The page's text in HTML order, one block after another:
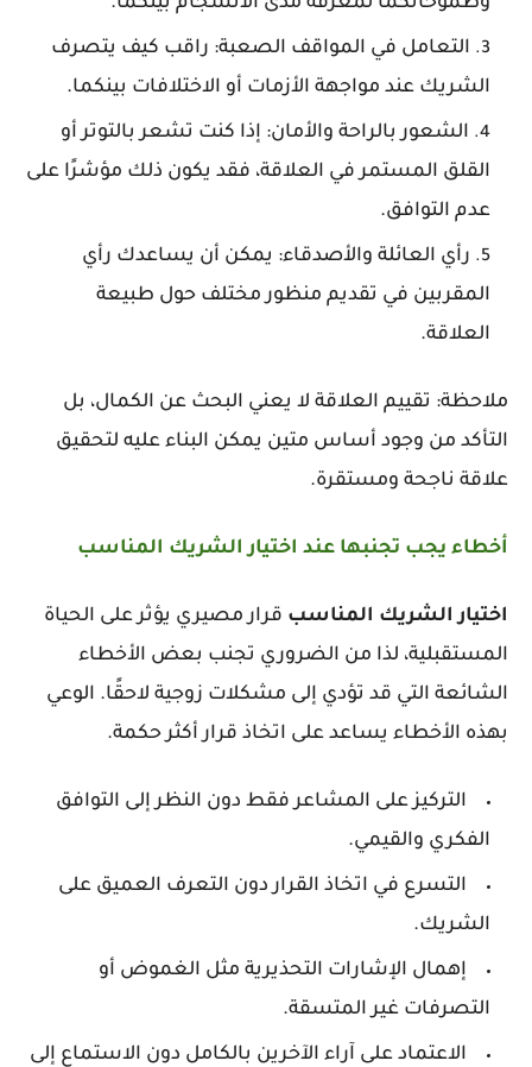
التعامل في المواقف الصعبة: راقب كيف يتصرف
الشريك عند مواجهة الأزمات أو الاختلافات بينكما.
الشعور بالراحة والأمان: إذا كنت تشعر بالتوتر أو
القلق المستمر في العلاقة، فقد يكون ذلك مؤشرًا على
عدم التوافق.
رأي العائلة والأصدقاء: يمكن أن يساعدك رأي
المقربين في تقديم منظور مختلف حول طبيعة
العلاقة.
ملاحظة: تقييم العلاقة لا يعني البحث عن الكمال، بل
التأكد من وجود أساس متين يمكن البناء عليه لتحقيق
علاقة ناجحة ومستقرة.
أخطاء يجب تجنبها عند اختيار الشريك المناسب
اختيار الشريك المناسب قرار مصيري يؤثر على الحياة
المستقبلية، لذا من الضروري تجنب بعض الأخطاء
الشائعة التي قد تؤدي إلى مشكلات زوجية لاحقًا. الوعي
بهذه الأخطاء يساعد على اتخاذ قرار أكثر حكمة.
التركيز على المشاعر فقط دون النظر إلى التوافق
الفكري والقيمي.
التسرع في اتخاذ القرار دون التعرف العميق على
الشريك.
إهمال الإشارات التحذيرية مثل الغموض أو
التصرفات غير المتسقة.
الاعتماد على آراء الآخرين بالكامل دون الاستماع إلى